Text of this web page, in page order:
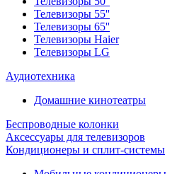
Телевизоры 55''
Телевизоры 65''
Телевизоры Haier
Телевизоры LG
Аудиотехника
Домашние кинотеатры
Беспроводные колонки
Аксессуары для телевизоров
Кондиционеры и сплит-системы